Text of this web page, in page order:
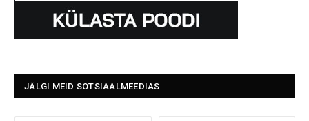
JÄLGI MEID SOTSIAALMEEDIAS